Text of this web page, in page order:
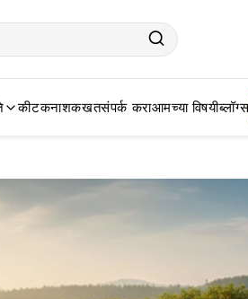
कीटकनाशकखतसंपर्क कराआमच्या विषयीब्लॉग्स